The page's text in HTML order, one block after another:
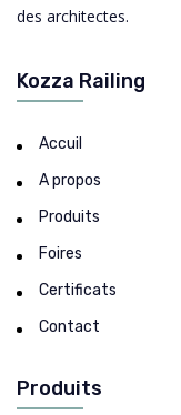
des architectes.
Kozza Railing
Accuil
A propos
Produits
Foires
Certificats
Contact
Produits